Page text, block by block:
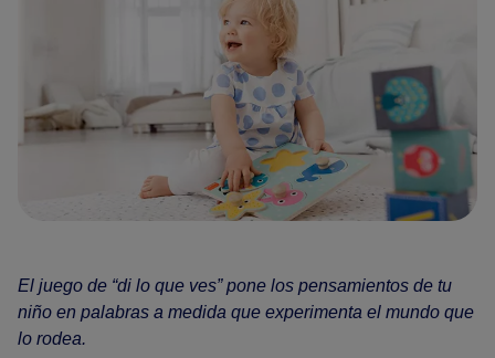
El juego de “di lo que ves” pone los pensamientos de tu
niño en palabras a medida que experimenta el mundo que
lo rodea.